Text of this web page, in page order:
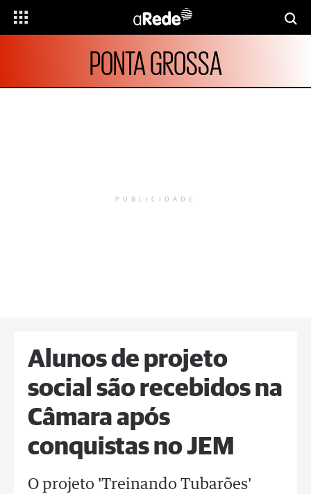
PONTA GROSSA
PUBLICIDADE
Alunos de projeto
social são recebidos na
Câmara após
conquistas no JEM
O projeto 'Treinando Tubarões'